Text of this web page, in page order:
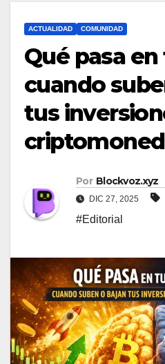
ACTUALIDAD COMUNIDAD
Qué pasa
cuando
tus
Por Blockvoz.xyz
DIC 27, 2025
#Editorial